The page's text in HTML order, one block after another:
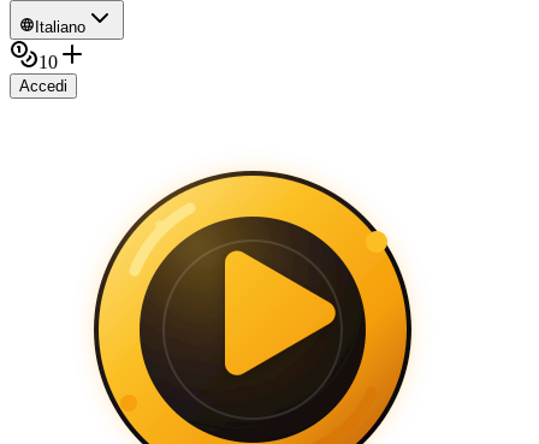
Italiano
10
Accedi